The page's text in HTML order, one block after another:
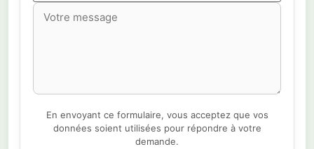
En envoyant ce formulaire, vous acceptez que vos
données soient utilisées pour répondre à votre
demande.